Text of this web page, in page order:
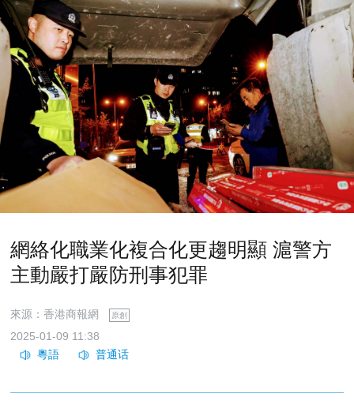
網絡化職業化複合化更趨明顯 滬警方
主動嚴打嚴防刑事犯罪
來源：香港商報網 原創
2025-01-09 11:38